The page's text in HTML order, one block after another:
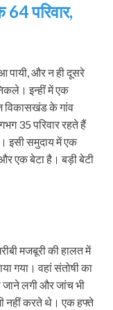
परिवार,
पायी, और न ही दूसरे
इन्‍हीं में एक
विकासखंड के गांव
35 परिवार रहते हैं
इसी समुदाय में एक
एक बेटा है। बड़ी बेटी
मजबूरी की हालत में
गया। वहां संतोषी का
लगी और जांच भी
नहीं करते थे। एक हफ्ते